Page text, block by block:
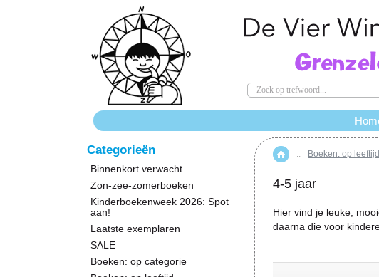
Home
:: Boeken: op leeftijd
4-5 jaar
Hier vind je leuke,
daarna die voor
Categorieën
Binnenkort verwacht
Zon-zee-zomerboeken
Kinderboekenweek 2026: Spot
aan!
Laatste exemplaren
SALE
Boeken: op categorie